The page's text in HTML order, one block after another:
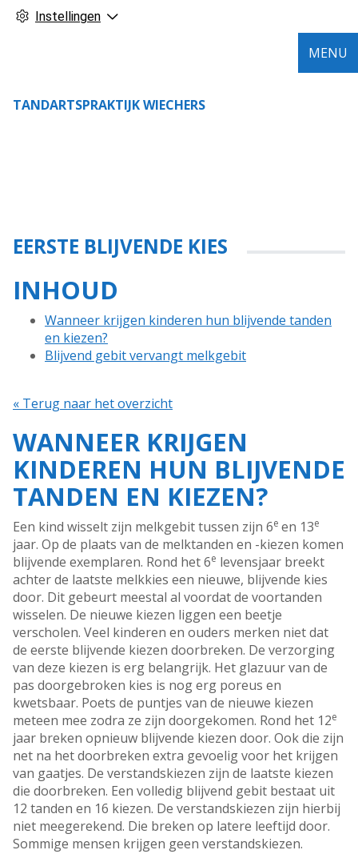
Instellingen
TANDARTSPRAKTIJK WIECHERS
MENU
EERSTE BLIJVENDE KIES
INHOUD
Wanneer krijgen kinderen hun blijvende tanden
en kiezen?
Blijvend gebit vervangt melkgebit
« Terug naar het overzicht
WANNEER KRIJGEN
KINDEREN HUN BLIJVENDE
TANDEN EN KIEZEN?
Een kind wisselt zijn melkgebit tussen zijn 6e en 13e
jaar. Op de plaats van de melktanden en -kiezen komen
blijvende exemplaren. Rond het 6e levensjaar breekt
achter de laatste melkkies een nieuwe, blijvende kies
door. Dit gebeurt meestal al voordat de voortanden
wisselen. De nieuwe kiezen liggen een beetje
verscholen. Veel kinderen en ouders merken niet dat
de eerste blijvende kiezen doorbreken. De verzorging
van deze kiezen is erg belangrijk. Het glazuur van de
pas doorgebroken kies is nog erg poreus en
kwetsbaar. Poets de puntjes van de nieuwe kiezen
meteen mee zodra ze zijn doorgekomen. Rond het 12e
jaar breken opnieuw blijvende kiezen door. Ook die zijn
net na het doorbreken extra gevoelig voor het krijgen
van gaatjes. De verstandskiezen zijn de laatste kiezen
die doorbreken. Een volledig blijvend gebit bestaat uit
12 tanden en 16 kiezen. De verstandskiezen zijn hierbij
niet meegerekend. Die breken op latere leeftijd door.
Sommige mensen krijgen geen verstandskiezen.